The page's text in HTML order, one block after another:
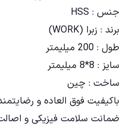
جنس : HSS
برند : زبرا (WORK)
طول : 200 میلیمتر
سایز : 8*8 میلیمتر
ساخت : چین
باکیفیت فوق العاده و
ضمانت سلامت فیزیکی و اصالت